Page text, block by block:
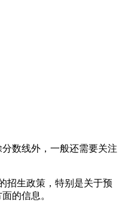
数线外，一般还需要关注
招生政策，特别是关于预
的信息。